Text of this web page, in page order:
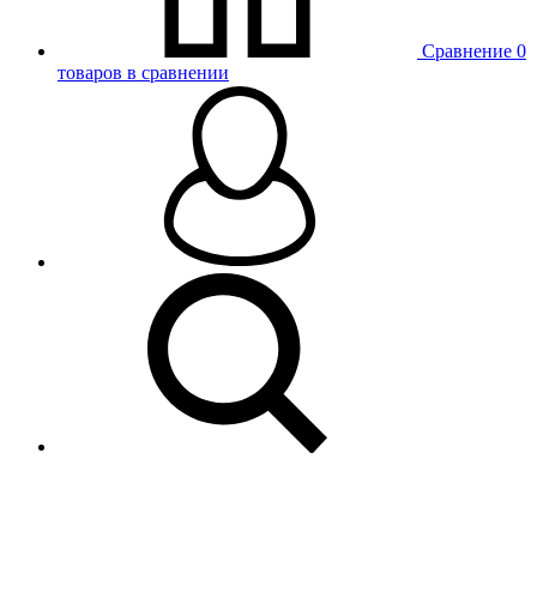
Сравнение 0
товаров в сравнении